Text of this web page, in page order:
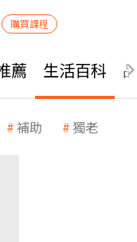
購買課程
薦 生活百科
補助 獨老